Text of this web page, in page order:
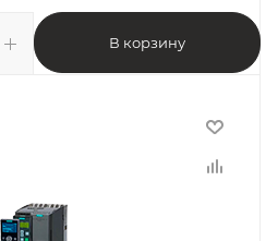
В корзину